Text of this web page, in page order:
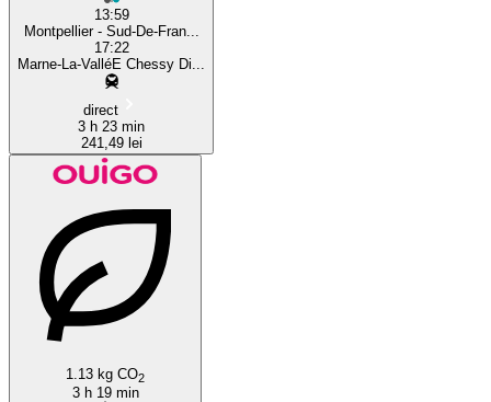
13:59
Montpellier - Sud-De-Fran...
17:22
Marne-La-ValléE Chessy Di...
direct
3 h 23 min
241,49 lei
1.13 kg CO2
3 h 19 min